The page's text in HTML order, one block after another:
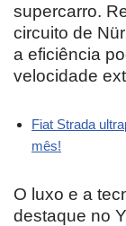
supercarro.
circuito de
a eficiência
velocidade
Fiat Strada
mês!
O luxo e a
destaque no